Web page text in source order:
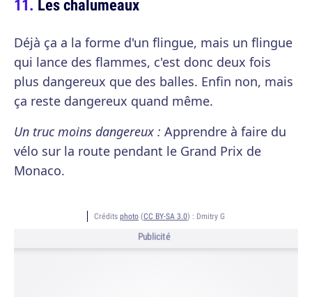
Les chalumeaux
Déjà ça a la forme d'un flingue, mais un flingue
qui lance des flammes, c'est donc deux fois
plus dangereux que des balles. Enfin non, mais
ça reste dangereux quand même.
Un truc moins dangereux : Apprendre à faire du
vélo sur la route pendant le Grand Prix de
Monaco.
Crédits photo (CC BY-SA 3.0) : Dmitry G
Publicité